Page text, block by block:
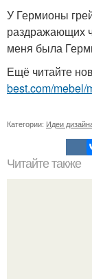
У Гермионы
раздражающих
меня была
Ещё читайте
best.com/mebel/
Категории: Идеи
Читайте также